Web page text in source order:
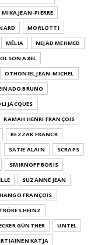
MIKA JEAN-PIERRE
MORLOTTI
MÉLIA
NEJAD MEHMED
OLSON AXEL
OTHONIEL JEAN-MICHEL
BRUNO
JACQUES
RAMAH HENRI FRANÇOIS
REZZAK FRANCK
SATIE ALAIN
SCRAPS
SMIRNOFF BORIS
SUZANNE JEAN
FRANÇOIS
TRÖKES HEINZ
GÜNTHER
UNTEL
KATJA